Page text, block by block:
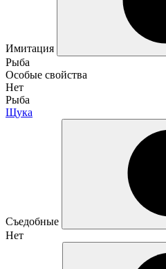
Имитация
Рыба
Особые свойства
Нет
Рыба
Щука
Съедобные
Нет